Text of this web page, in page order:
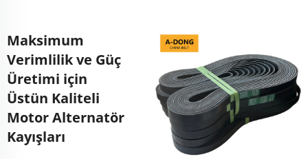
Maksimum
Verimlilik ve Güç
Üretimi için
Üstün Kaliteli
Motor Alternatör
Kayışları